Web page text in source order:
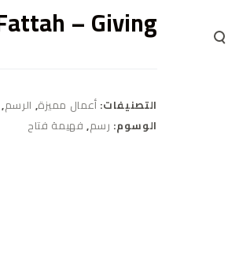
– Giving
التصنيفات: أعمال مميزة, الرسم,
الوسوم: رسم, فهيمة فتاح